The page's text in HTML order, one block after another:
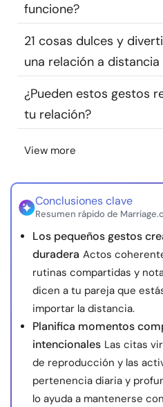
Sobre nosotros Contáctanos
nosotros
© Copyright 2026. Todos
funcione?
21 cosas dulces y
una relación a distancia
¿Pueden estos gestos
tu relación?
View more
Conclusiones clave
Resumen rápido de
Los pequeños gestos
duradera Actos
rutinas compartidas y
dicen a tu pareja que
importar la distancia.
Planifica momentos
intencionales Las citas
de reproducción y las
pertenencia diaria y
lo ayuda a mantenerse